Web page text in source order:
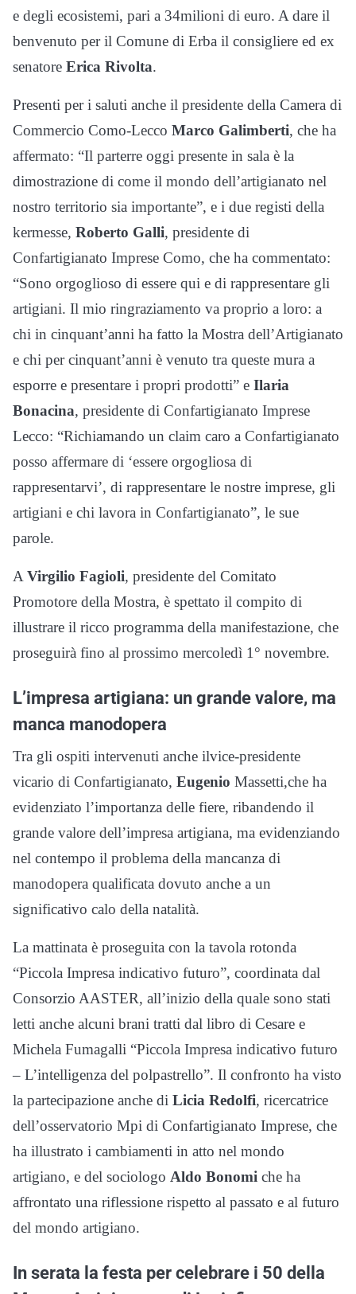
e degli ecosistemi, pari a 34milioni di euro. A dare il
benvenuto per il Comune di Erba il consigliere ed ex
senatore Erica Rivolta.
Presenti per i saluti anche il presidente della Camera di
Commercio Como-Lecco Marco Galimberti, che ha
affermato: “Il parterre oggi presente in sala è la
dimostrazione di come il mondo dell’artigianato nel
nostro territorio sia importante”, e i due registi della
kermesse, Roberto Galli, presidente di
Confartigianato Imprese Como, che ha commentato:
“Sono orgoglioso di essere qui e di rappresentare gli
artigiani. Il mio ringraziamento va proprio a loro: a
chi in cinquant’anni ha fatto la Mostra dell’Artigianato
e chi per cinquant’anni è venuto tra queste mura a
esporre e presentare i propri prodotti” e Ilaria
Bonacina, presidente di Confartigianato Imprese
Lecco: “Richiamando un claim caro a Confartigianato
posso affermare di ‘essere orgogliosa di
rappresentarvi’, di rappresentare le nostre imprese, gli
artigiani e chi lavora in Confartigianato”, le sue
parole.
A Virgilio Fagioli, presidente del Comitato
Promotore della Mostra, è spettato il compito di
illustrare il ricco programma della manifestazione, che
proseguirà fino al prossimo mercoledì 1° novembre.
L’impresa artigiana: un grande valore, ma
manca manodopera
Tra gli ospiti intervenuti anche ilvice-presidente
vicario di Confartigianato, Eugenio Massetti,che ha
evidenziato l’importanza delle fiere, ribandendo il
grande valore dell’impresa artigiana, ma evidenziando
nel contempo il problema della mancanza di
manodopera qualificata dovuto anche a un
significativo calo della natalità.
La mattinata è proseguita con la tavola rotonda
“Piccola Impresa indicativo futuro”, coordinata dal
Consorzio AASTER, all’inizio della quale sono stati
letti anche alcuni brani tratti dal libro di Cesare e
Michela Fumagalli “Piccola Impresa indicativo futuro
– L’intelligenza del polpastrello”. Il confronto ha visto
la partecipazione anche di Licia Redolfi, ricercatrice
dell’osservatorio Mpi di Confartigianato Imprese, che
ha illustrato i cambiamenti in atto nel mondo
artigiano, e del sociologo Aldo Bonomi che ha
affrontato una riflessione rispetto al passato e al futuro
del mondo artigiano.
In serata la festa per celebrare i 50 della